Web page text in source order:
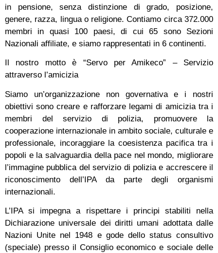
in pensione, senza distinzione di grado, posizione,
genere, razza, lingua o religione. Contiamo circa 372.000
membri in quasi 100 paesi, di cui 65 sono Sezioni
Nazionali affiliate, e siamo rappresentati in 6 continenti.
Il nostro motto è “Servo per Amikeco” – Servizio
attraverso l’amicizia
Siamo un’organizzazione non governativa e i nostri
obiettivi sono creare e rafforzare legami di amicizia tra i
membri del servizio di polizia, promuovere la
cooperazione internazionale in ambito sociale, culturale e
professionale, incoraggiare la coesistenza pacifica tra i
popoli e la salvaguardia della pace nel mondo, migliorare
l’immagine pubblica del servizio di polizia e accrescere il
riconoscimento dell’IPA da parte degli organismi
internazionali.
L’IPA si impegna a rispettare i principi stabiliti nella
Dichiarazione universale dei diritti umani adottata dalle
Nazioni Unite nel 1948 e gode dello status consultivo
(speciale) presso il Consiglio economico e sociale delle